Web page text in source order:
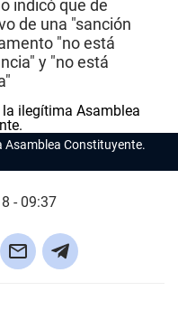
indicó que de
de una "sanción
"no está
y "no está
Asamblea Constituyente.
- 09:37